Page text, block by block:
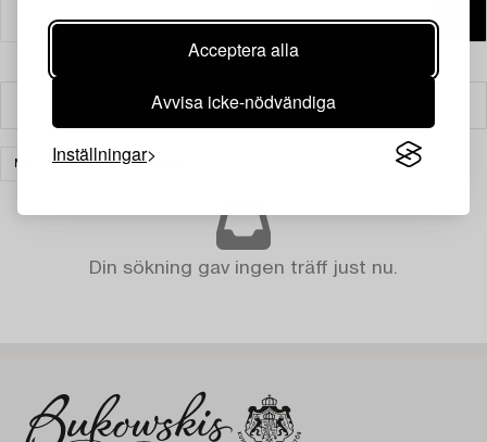
Acceptera alla
Avvisa icke-nödvändiga
Inställningar
Filter
MATTOR RENSA ALLA
Din sökning gav ingen träff just nu.